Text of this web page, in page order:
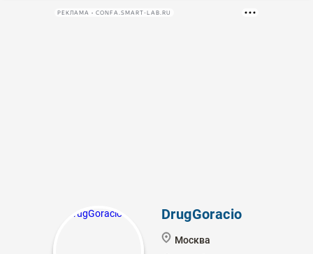
РЕКЛАМА • CONFA.SMART-LAB.RU
DrugGoracio
Москва